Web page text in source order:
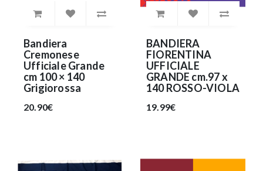
Bandiera
Cremonese
Ufficiale Grande
cm 100 × 140
Grigiorossa
20.90€
BANDIERA
FIORENTINA
UFFICIALE
GRANDE cm.97 x
140 ROSSO-VIOLA
19.99€